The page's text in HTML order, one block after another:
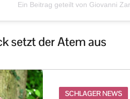
Ein Beitrag geteilt von Giovanni
setzt der Atem aus
SCHLAGER NEWS